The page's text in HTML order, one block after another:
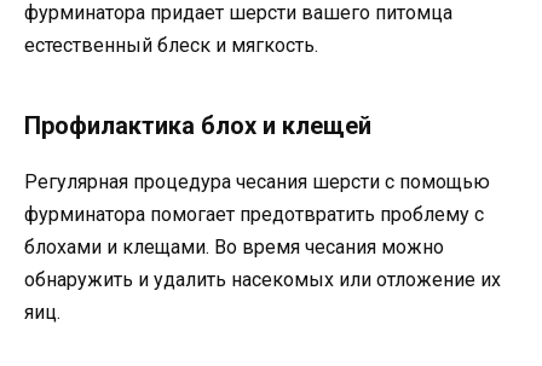
фурминатора придает шерсти вашего питомца
естественный блеск и мягкость.
Профилактика блох и клещей
Регулярная процедура чесания шерсти с помощью
фурминатора помогает предотвратить проблему с
блохами и клещами. Во время чесания можно
обнаружить и удалить насекомых или отложение их
яиц.